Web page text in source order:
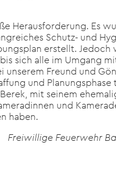
Herausforderung. Es
Schutz- und
erstellt. Jedoch
sich alle im Umgang
Freund und
und
mit seinem
und
haben.
Freiwillige Feuerwehr